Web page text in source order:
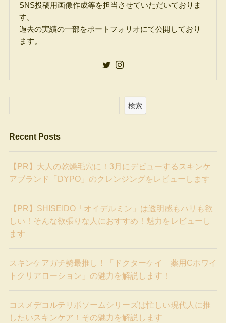
SNS投稿用画像作成等を担当させていただいておりま
す。
過去の実績の一部をポートフォリオにて公開しており
ます。
検索
Recent Posts
【PR】大人の乾燥毛穴に！3月にデビューするスキンケ
アブランド「DYPO」のクレンジングをレビューします
【PR】SHISEIDO「オイデルミン」は透明感もハリも欲
しい！そんな欲張りな人におすすめ！魅力をレビューし
ます
スキンケアガチ勢最推し！「ドクターケイ 薬用Cホワイ
トクリアローション」の魅力を解説します！
コスメデコルテリポソームシリーズは忙しい現代人に推
したいスキンケア！その魅力を解説します